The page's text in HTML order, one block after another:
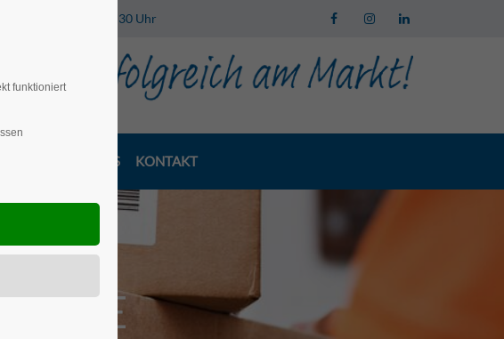
- 17:00 | Fr. 7:45 - 13:30 Uhr
EVELS KONTAKT
funktioniert